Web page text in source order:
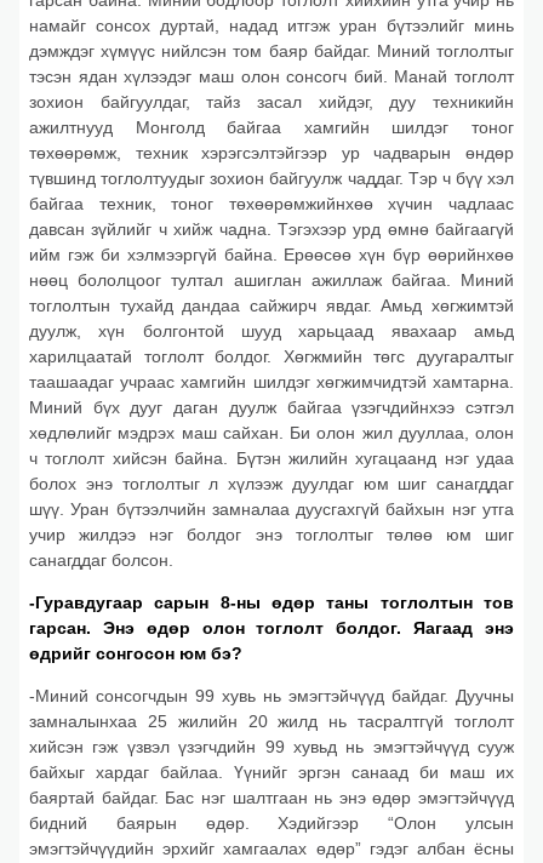
намайг сонсох дуртай, надад итгэж уран бүтээлийг минь
дэмждэг хүмүүс нийлсэн том баяр байдаг. Миний тоглолтыг
тэсэн ядан хүлээдэг маш олон сонсогч бий. Манай тоглолт
зохион байгуулдаг, тайз засал хийдэг, дуу техникийн
ажилтнууд Монголд байгаа хамгийн шилдэг тоног
төхөөрөмж, техник хэрэгсэлтэйгээр ур чадварын өндөр
түвшинд тоглолтуудыг зохион байгуулж чаддаг. Тэр ч бүү хэл
байгаа техник, тоног төхөөрөмжийнхөө хүчин чадлаас
давсан зүйлийг ч хийж чадна. Тэгэхээр урд өмнө байгаагүй
ийм гэж би хэлмээргүй байна. Ерөөсөө хүн бүр өөрийнхөө
нөөц бололцоог тултал ашиглан ажиллаж байгаа. Миний
тоглолтын тухайд дандаа сайжирч явдаг. Амьд хөгжимтэй
дуулж, хүн болгонтой шууд харьцаад явахаар амьд
харилцаатай тоглолт болдог. Хөгжмийн төгс дуугаралтыг
таашаадаг учраас хамгийн шилдэг хөгжимчидтэй хамтарна.
Миний бүх дууг даган дуулж байгаа үзэгчдийнхээ сэтгэл
хөдлөлийг мэдрэх маш сайхан. Би олон жил дууллаа, олон
ч тоглолт хийсэн байна. Бүтэн жилийн хугацаанд нэг удаа
болох энэ тоглолтыг л хүлээж дуулдаг юм шиг санагддаг
шүү. Уран бүтээлчийн замналаа дуусгахгүй байхын нэг утга
учир жилдээ нэг болдог энэ тоглолтыг төлөө юм шиг
санагддаг болсон.
-Гуравдугаар сарын 8-ны өдөр таны тоглолтын тов
гарсан. Энэ өдөр олон тоглолт болдог. Яагаад энэ
өдрийг сонгосон юм бэ?
-Миний сонсогчдын 99 хувь нь эмэгтэйчүүд байдаг. Дуучны
замналынхаа 25 жилийн 20 жилд нь тасралтгүй тоглолт
хийсэн гэж үзвэл үзэгчдийн 99 хувьд нь эмэгтэйчүүд сууж
байхыг хардаг байлаа. Үүнийг эргэн санаад би маш их
баяртай байдаг. Бас нэг шалтгаан нь энэ өдөр эмэгтэйчүүд
бидний баярын өдөр. Хэдийгээр “Олон улсын
эмэгтэйчүүдийн эрхийг хамгаалах өдөр” гэдэг албан ёсны